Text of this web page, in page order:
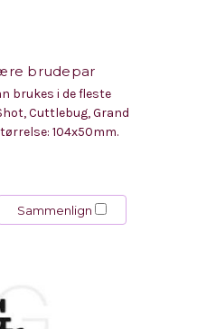
brudepar
brukes i de fleste
Cuttlebug, Grand
104x50mm.
Sammenlign